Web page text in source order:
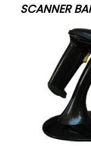
SCANNER